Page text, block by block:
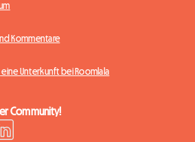
Kommentare
eine Unterkunft bei Roomlala
Community!